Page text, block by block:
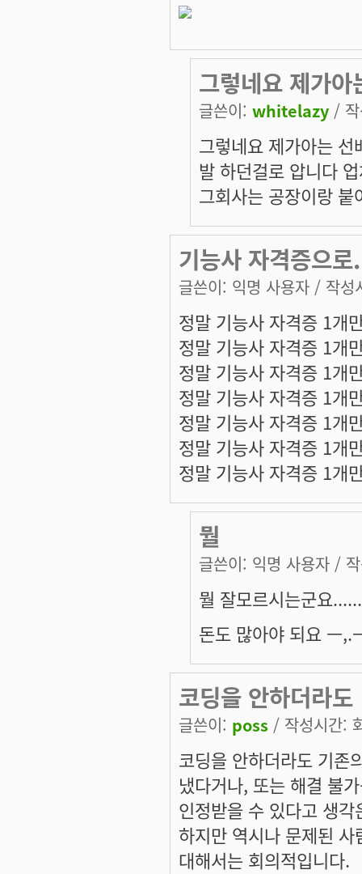
그렇네요 제가아
글쓴이: whitelazy /
그렇네요 제가아는
발 하던걸로 압니다
그회사는 공장이랑
기능사 자격증으로.
글쓴이: 익명 사용자 / 작성
정말 기능사 자격증 1개
정말 기능사 자격증 1개
정말 기능사 자격증 1개
정말 기능사 자격증 1개
정말 기능사 자격증 1개
정말 기능사 자격증 1개
정말 기능사 자격증 1개
뭘
글쓴이: 익명 사용자 /
뭘 잘모르시는군요
돈도 많아야 되요 ㅡ,.
코딩을 안하더라도
글쓴이: poss / 작성시간:
코딩을 안하더라도 기존
냈다거나, 또는 해결 불
인정받을 수 있다고 생각
하지만 역시나 문제된
대해서는 회의적입니다.